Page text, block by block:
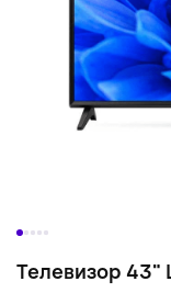
Телевизор 43"